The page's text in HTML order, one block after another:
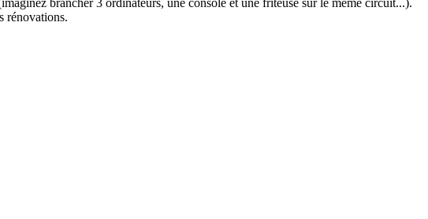
rénovations.